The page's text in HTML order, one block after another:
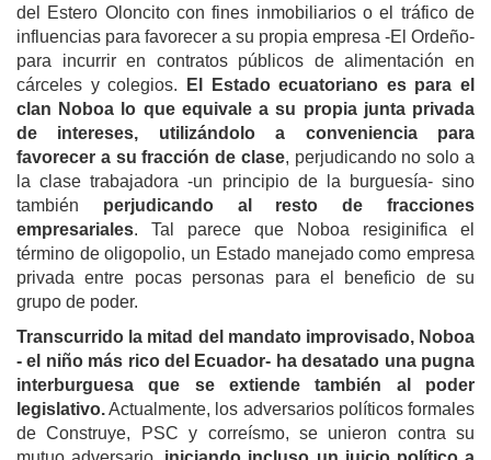
del Estero Oloncito con fines inmobiliarios o el tráfico de
influencias para favorecer a su propia empresa -El Ordeño-
para incurrir en contratos públicos de alimentación en
cárceles y colegios.
El Estado ecuatoriano es para el
clan Noboa lo que equivale a su propia junta privada
de intereses, utilizándolo a conveniencia para
favorecer a su fracción de clase, perjudicando no solo a
la clase trabajadora -un principio de la burguesía- sino
también perjudicando al resto de fracciones
empresariales. Tal parece que Noboa resiginifica el
término de oligopolio, un Estado manejado como empresa
privada entre pocas personas para el beneficio de su
grupo de poder.
Transcurrido la mitad del mandato improvisado, Noboa
- el niño más rico del Ecuador- ha desatado una pugna
interburguesa que se extiende también al poder
legislativo.Actualmente, los adversarios políticos formales
de Construye, PSC y correísmo, se unieron contra su